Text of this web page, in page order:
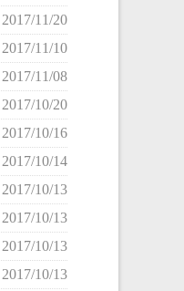
2017/11/20
2017/11/10
2017/11/08
2017/10/20
2017/10/16
2017/10/14
2017/10/13
2017/10/13
2017/10/13
2017/10/13